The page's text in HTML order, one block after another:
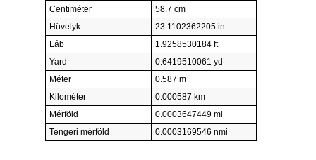
Centiméter
58.7 cm
Hüvelyk
23.1102362205 in
Láb
1.9258530184 ft
Yard
0.6419510061 yd
Méter
0.587 m
Kilométer
0.000587 km
Mérföld
0.0003647449 mi
Tengeri mérföld
0.0003169546 nmi